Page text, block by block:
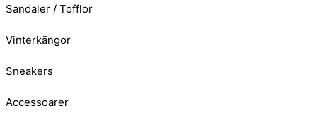
Sandaler / Tofflor
Vinterkängor
Sneakers
Accessoarer